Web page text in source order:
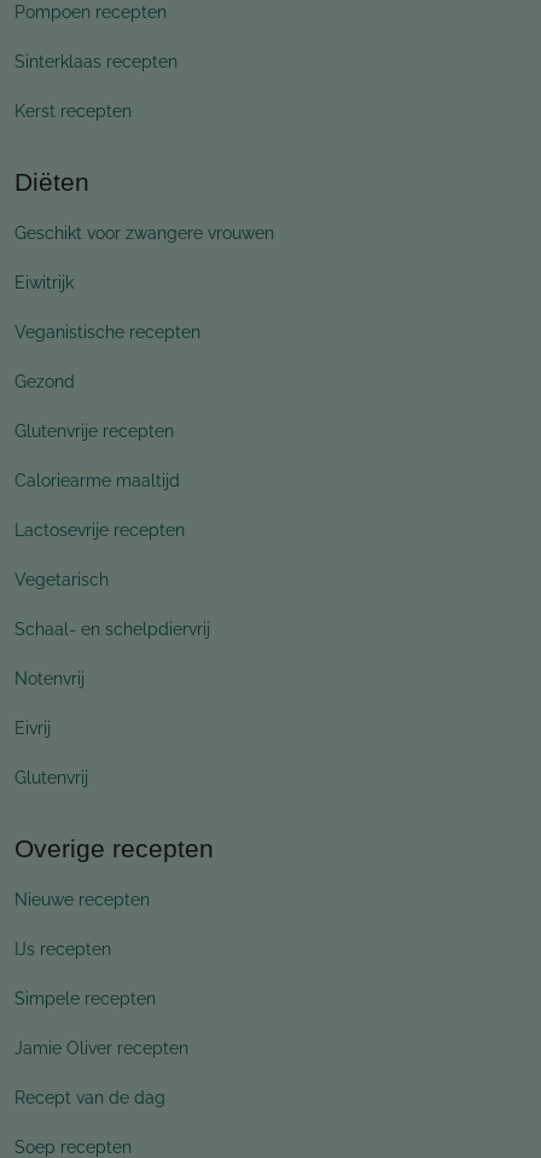
Pompoen recepten
Sinterklaas recepten
Kerst recepten
Diëten
Geschikt voor zwangere vrouwen
Eiwitrijk
Veganistische recepten
Gezond
Glutenvrije recepten
Caloriearme maaltijd
Lactosevrije recepten
Vegetarisch
Schaal- en schelpdiervrij
Notenvrij
Eivrij
Glutenvrij
Overige recepten
Nieuwe recepten
IJs recepten
Simpele recepten
Jamie Oliver recepten
Recept van de dag
Soep recepten